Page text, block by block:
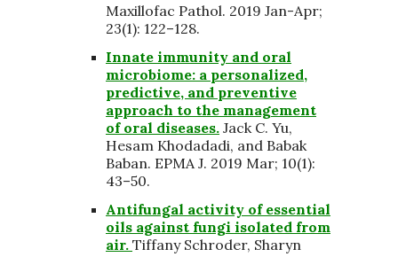
Maxillofac Pathol. 2019 Jan-Apr;
23(1): 122–128.
Innate immunity and oral
microbiome: a personalized,
predictive, and preventive
approach to the management
of oral diseases. Jack C. Yu,
Hesam Khodadadi, and Babak
Baban. EPMA J. 2019 Mar; 10(1):
43–50.
Antifungal activity of essential
oils against fungi isolated from
air. Tiffany Schroder, Sharyn